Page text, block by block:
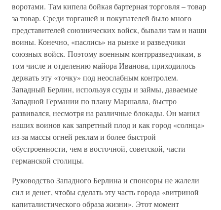
воротами. Там кипела бойкая бартерная торговля – товар
за товар. Среди торгашей и покупателей было много
представителей союзнических войск, бывали там и наши
воины. Конечно, «паслись» на рынке и разведчики
союзных войск. Поэтому военным контрразведчикам, в
том числе и отделению майора Иванова, приходилось
держать эту «точку» под неослабным контролем.
Западный Берлин, используя ссуды и займы, даваемые
Западной Германии по плану Маршалла, быстро
развивался, несмотря на различные блокады. Он манил
наших воинов как запретный плод и как город «солнца»
из-за массы огней реклам и более быстрой
обустроенности, чем в восточной, советской, части
германской столицы.
Руководство Западного Берлина и спонсоры не жалели
сил и денег, чтобы сделать эту часть города «витриной
капиталистического образа жизни». Этот момент